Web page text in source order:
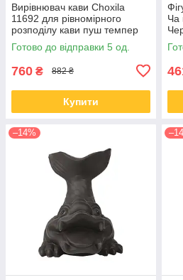
Вирівнювач кави Choxila
11692 для рівномірного
розподілу кави пуш темпер
58 мм
Готово до відправки 5 од.
760 ₴ 882 ₴
Купити
Ча
–14%